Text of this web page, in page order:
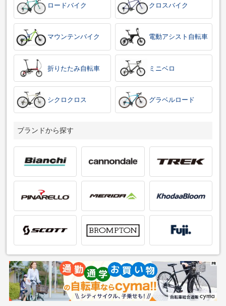
ロードバイク クロスバイク
マウンテンバイク 電動アシスト自転車
折りたたみ自転車 ミニベロ
シクロクロス グラベルロード
ブランドから探す